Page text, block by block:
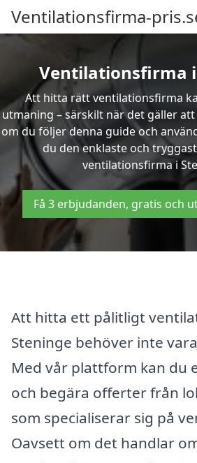
Ventilationsfirma-
Ventilationsfirma
Att hitta rätt ventilationsfirma
utmaning – särskilt när det gäller
om du följer denna guide och
du den enklaste och
ventilationsfirma i
Få 3 erbjudanden, gratis och
Att hitta ett pålitligt
Steninge behöver inte
Med vår plattform kan du
och begära offerter från
som specialiserar sig på
Oavsett om det handlar